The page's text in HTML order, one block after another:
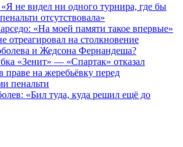
не видел ни одного турнира, где бы
отсутствовала»
«На моей памяти такое впервые»
отреагировал на столкновение
и Жедсона Фернандеша?
«Зенит» — «Спартак» отказал
праве на жеребьёвку перед
пенальти
«Бил туда, куда решил ещё до